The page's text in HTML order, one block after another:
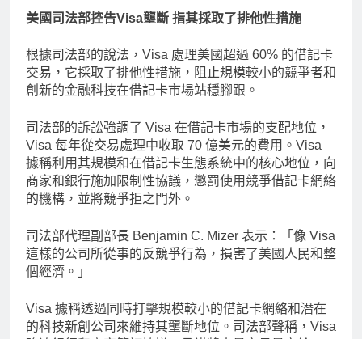
美國司法部控告Visa壟斷 指其採取了排他性措施
根據司法部的說法，Visa 處理美國超過 60% 的借記卡
交易，它採取了排他性措施，阻止規模較小的競爭者和
創新的金融科技在借記卡市場站穩腳跟。
司法部的訴訟強調了 Visa 在借記卡市場的支配地位，
Visa 每年從交易處理中收取 70 億美元的費用。Visa
據稱利用其規模和在借記卡生態系統中的核心地位，向
商家和銀行施加限制性協議，懲罰使用競爭借記卡網絡
的機構，並將競爭拒之門外。
司法部代理副部長 Benjamin C. Mizer 表示：「像 Visa
這樣的公司所從事的反競爭行為，損害了美國人民和整
個經濟。」
Visa 據稱透過同時打擊規模較小的借記卡網絡和潛在
的科技新創公司來維持其壟斷地位。司法部聲稱，Visa